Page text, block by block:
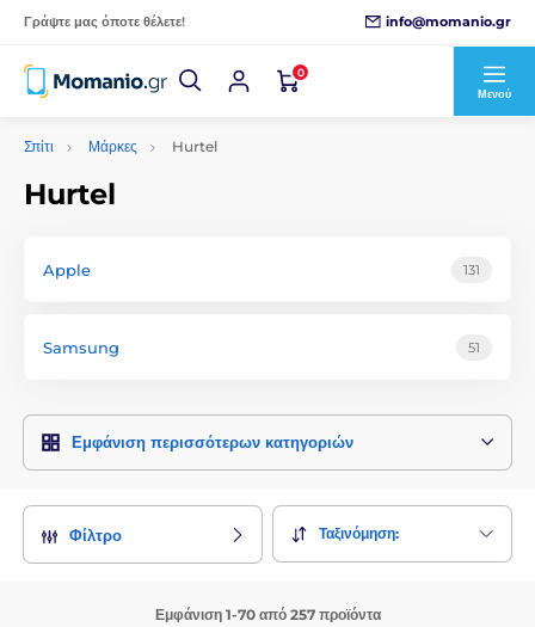
Γράψτε μας όποτε θέλετε! info@momanio.gr
0
Μενού
Σπίτι Μάρκες Hurtel
Hurtel
Apple 131
Samsung 51
Εμφάνιση περισσότερων κατηγοριών
Φίλτρο Ταξινόμηση:
Εμφάνιση 1-70 από 257 προϊόντα